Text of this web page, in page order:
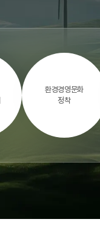
환경경영문화
정착